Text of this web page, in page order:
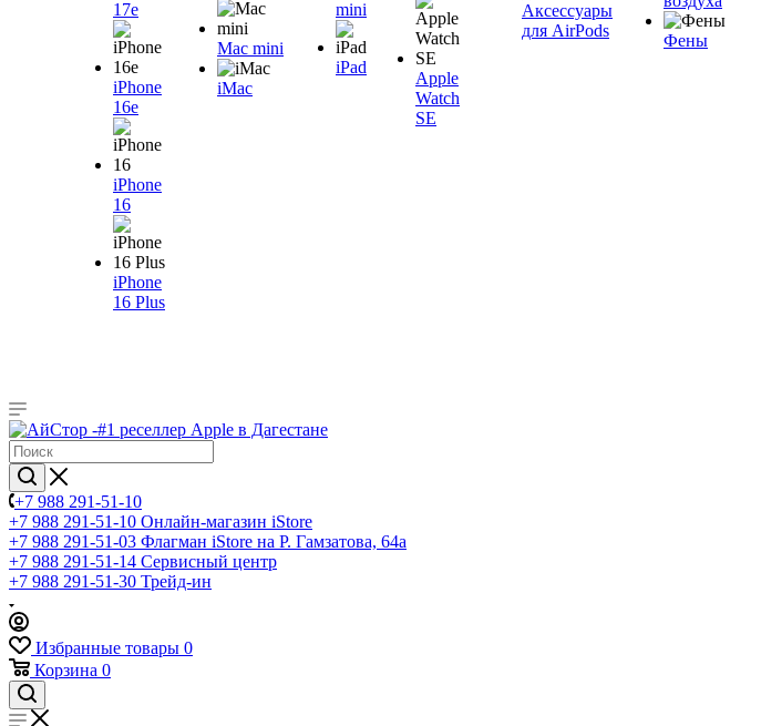
17e
iPhone
16e
iPhone
16
iPhone
16 Plus
Mac mini
iMac
mini
iPad
Apple
Watch
SE
Аксессуары
для AirPods
Фены
+7 988 291-51-10
+7 988 291-51-10 Онлайн-магазин iStore
+7 988 291-51-03 Флагман iStore на Р. Гамзатова, 64а
+7 988 291-51-14 Сервисный центр
+7 988 291-51-30 Трейд-ин
Избранные товары 0
Корзина 0